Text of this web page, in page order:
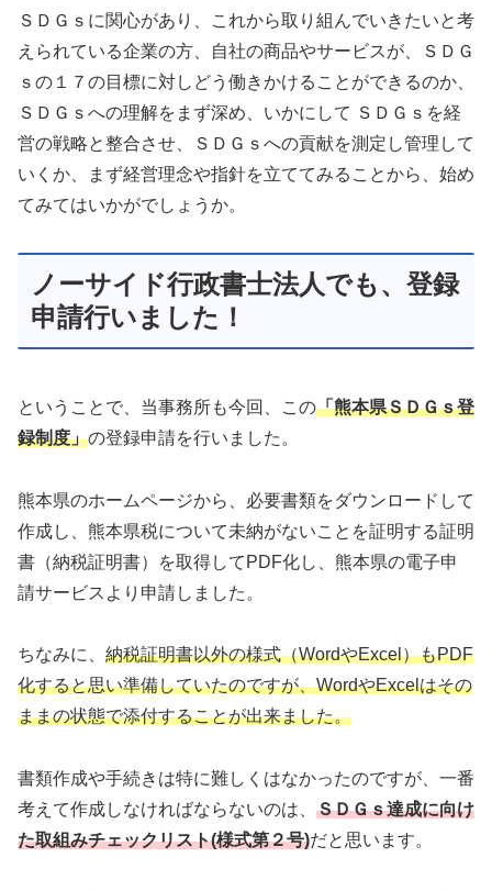
ＳＤＧｓに関心があり、これから取り組んでいきたいと考
えられている企業の方、自社の商品やサービスが、ＳＤＧ
ｓの１７の目標に対しどう働きかけることができるのか、
ＳＤＧｓへの理解をまず深め、いかにして ＳＤＧｓを経
営の戦略と整合させ、ＳＤＧｓへの貢献を測定し管理して
いくか、まず経営理念や指針を立ててみることから、始め
てみてはいかがでしょうか。
ノーサイド行政書士法人でも、登録
申請行いました！
ということで、当事務所も今回、この「熊本県ＳＤＧｓ登
録制度」の登録申請を行いました。
熊本県のホームページから、必要書類をダウンロードして
作成し、熊本県税について未納がないことを証明する証明
書（納税証明書）を取得してPDF化し、熊本県の電子申
請サービスより申請しました。
ちなみに、 納税証明書以外の様式（WordやExcel）もPDF
化すると思い準備していたのですが、WordやExcelはその
ままの状態で添付することが出来ました。
書類作成や手続きは特に難しくはなかったのですが、一番
考えて作成しなければならないのは、 ＳＤＧｓ達成に向け
た取組みチェックリスト(様式第２号)だと思います。